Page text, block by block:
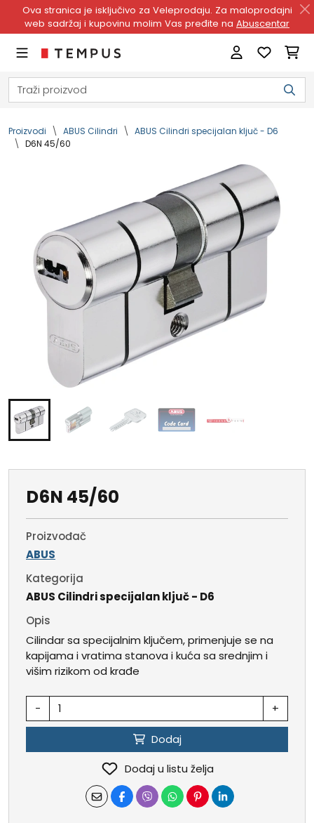
Ova stranica je isključivo za Veleprodaju. Za maloprodajni
web sadržaj i kupovinu molim Vas pređite na Abuscentar
Proizvodi ABUS Cilindri
ABUS Cilindri specijalan ključ - D6
D6N 45/60
D6N 45/60
Proizvođač
ABUS
Kategorija
ABUS Cilindri specijalan ključ - D6
Opis
Cilindar sa specijalnim ključem, primenjuje se na
kapijama i vratima stanova i kuća sa srednjim i
višim rizikom od krađe
- +
Dodaj
Dodaj u listu želja